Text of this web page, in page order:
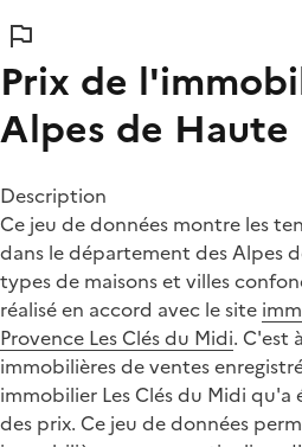
Prix de
Alpes de Haute
Description
Ce jeu de données montre les
dans le département des Alpes
types de maisons et villes
réalisé en accord avec le site
Provence Les Clés du Midi. C'est
immobilières de ventes
immobilier Les Clés du Midi
des prix. Ce jeu de données